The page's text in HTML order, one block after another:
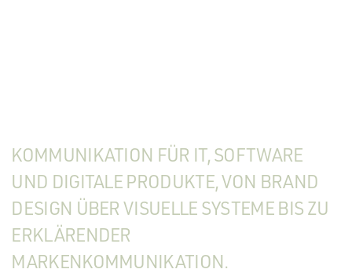
KOMMUNIKATION FÜR IT, SOFTWARE
UND DIGITALE PRODUKTE, VON BRAND
DESIGN ÜBER VISUELLE SYSTEME BIS ZU
ERKLÄRENDER
MARKENKOMMUNIKATION.